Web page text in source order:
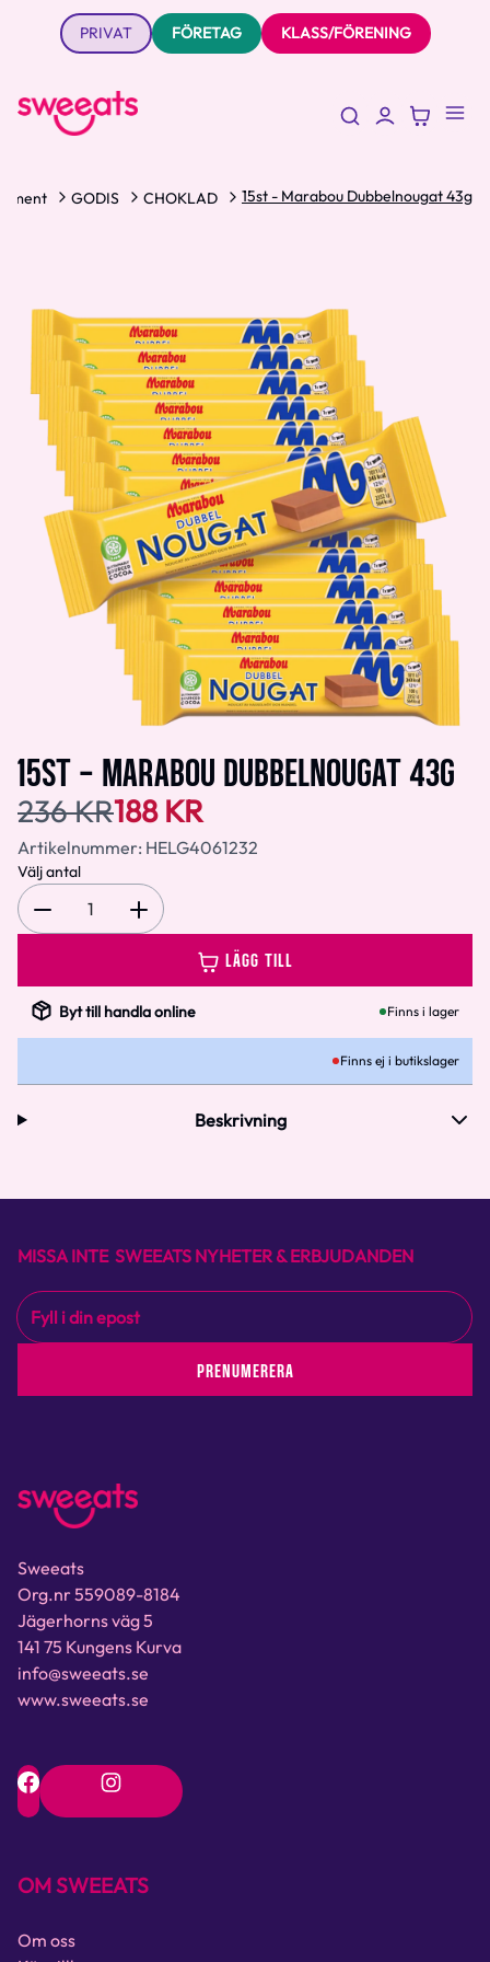
PRIVAT FÖRETAG KLASS/FÖRENING
GODIS CHOKLAD 15st - Marabou Dubbelnougat 43g
15ST - MARABOU DUBBELNOUGAT 43G
236 KR188 KR
Artikelnummer: HELG4061232
Välj antal
1
LÄGG TILL
Byt till handla online Finns i lager
Finns ej i butikslager
Beskrivning
MISSA INTE SWEEATS NYHETER & ERBJUDANDEN
PRENUMERERA
Sweeats
Org.nr 559089-8184
Jägerhorns väg 5
141 75 Kungens Kurva
info@sweeats.se
www.sweeats.se
OM SWEEATS
Om oss